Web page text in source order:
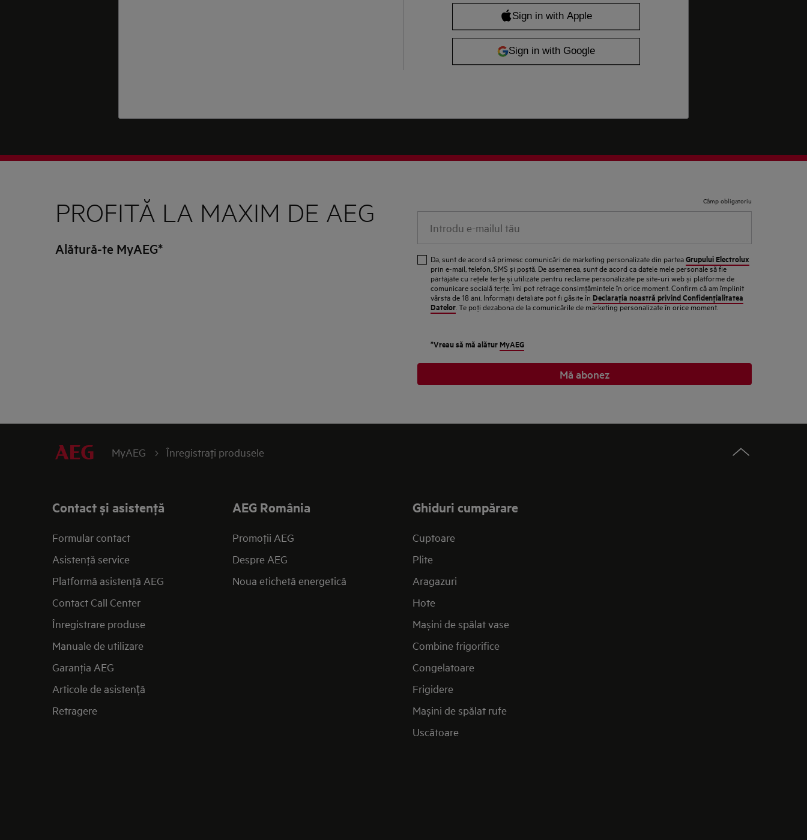
PROFITĂ LA MAXIM DE AEG
Alătură-te MyAEG*
Câmp obligatoriu
Da, sunt de acord să primesc comunicări de marketing personalizate din parteaGrupului Electrolux
prin e-mail, telefon, SMS și poștă. De asemenea, sunt de acord ca datele mele personale să fie
partajate cu reţele terţe și utilizate pentru reclame personalizate pe site-uri web și platforme de
comunicare socială terţe. Îmi pot retrage consimţămintele în orice moment. Confirm că am împlinit
vârsta de 18 ani. Informaţii detaliate pot fi găsite în Declaraţia noastră privind Confidenţialitatea
Datelor . Te poţi dezabona de la comunicările de marketing personalizate în orice moment.
*Vreau să mă alătur MyAEG
Mă abonez
MyAEG Înregistraţi produsele
Contact și asistenţă
Formular contact
Asistenţă service
Platformă asistenţă AEG
Contact Call Center
Înregistrare produse
Manuale de utilizare
Garanţia AEG
Articole de asistență
Retragere
AEG România
Promoţii AEG
Despre AEG
Noua etichetă energetică
Ghiduri cumpărare
Cuptoare
Plite
Aragazuri
Hote
Mașini de spălat vase
Combine frigorifice
Congelatoare
Frigidere
Mașini de spălat rufe
Uscătoare